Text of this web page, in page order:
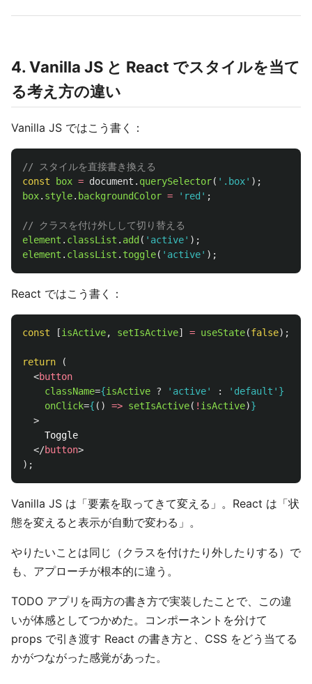
4. Vanilla JS と React でスタイルを当て
る考え方の違い
Vanilla JS ではこう書く：
// スタイルを直接書き換える
const
box = document . querySelector( ' .box' );
box. style. backgroundColor = ' red ' ;
// クラスを付け外しして切り替える
element . classList . add ( ' active' );
element . classList . toggle( ' active' );
React ではこう書く：
const [isActive, setIsActive] = useState(false);
return
(
<button
className={isActive ? ' active' : ' default ' }
onClick={ () => setIsActive( ! isActive)}
>
    Toggle
</button>
);
Vanilla JS は「要素を取ってきて変える」。React は「状
態を変えると表示が自動で変わる」。
やりたいことは同じ（クラスを付けたり外したりする）で
も、アプローチが根本的に違う。
TODO アプリを両方の書き方で実装したことで、この違
いが体感としてつかめた。コンポーネントを分けて
props で引き渡す React の書き方と、CSS をどう当てる
かがつながった感覚があった。